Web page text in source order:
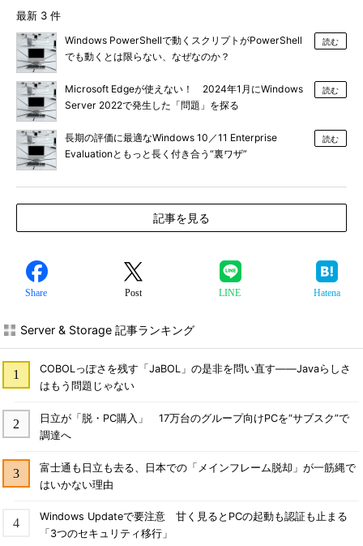
最新 3 件
Windows PowerShellで動くスクリプトがPowerShell
でも動くとは限らない、なぜなのか？
読む
Microsoft Edgeが使えない！ 2024年1月にWindows
Server 2022で発生した「問題」を探る
読む
長期の評価に最適なWindows 10／11 Enterprise
Evaluationともっと長く付き合う“裏ワザ”
読む
記事を見る
Share Post LINE Hatena
Server & Storage 記事ランキング
COBOLっぽさを残す「JaBOL」の是非を問い直す――Javaらしさ
はもう問題じゃない
日立が「脱・PC購入」 17万台のグループ向けPCを“サブスク”で
調達へ
富士通も日立も去る、日本での「メインフレーム脱却」が一筋縄で
はいかない理由
Windows Updateで要注意 甘く見るとPCの起動も認証も止まる
「3つのセキュリティ移行」